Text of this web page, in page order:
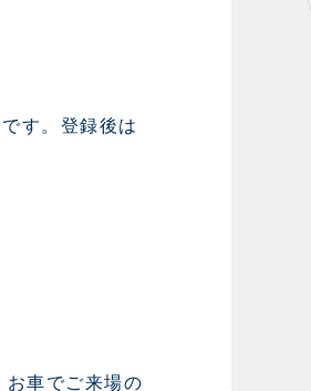
す。登録後は
お車でご来場の